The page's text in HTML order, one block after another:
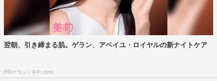
翌朝、引き締まる肌。ゲラン、アベイユ・ロイヤルの新ナイトケア
PR(ゲラン｜美的.com)